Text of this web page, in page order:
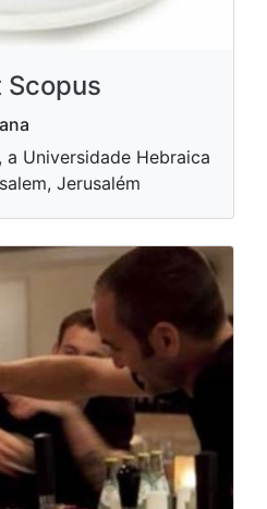
Scopus
Universidade Hebraica
Jerusalém